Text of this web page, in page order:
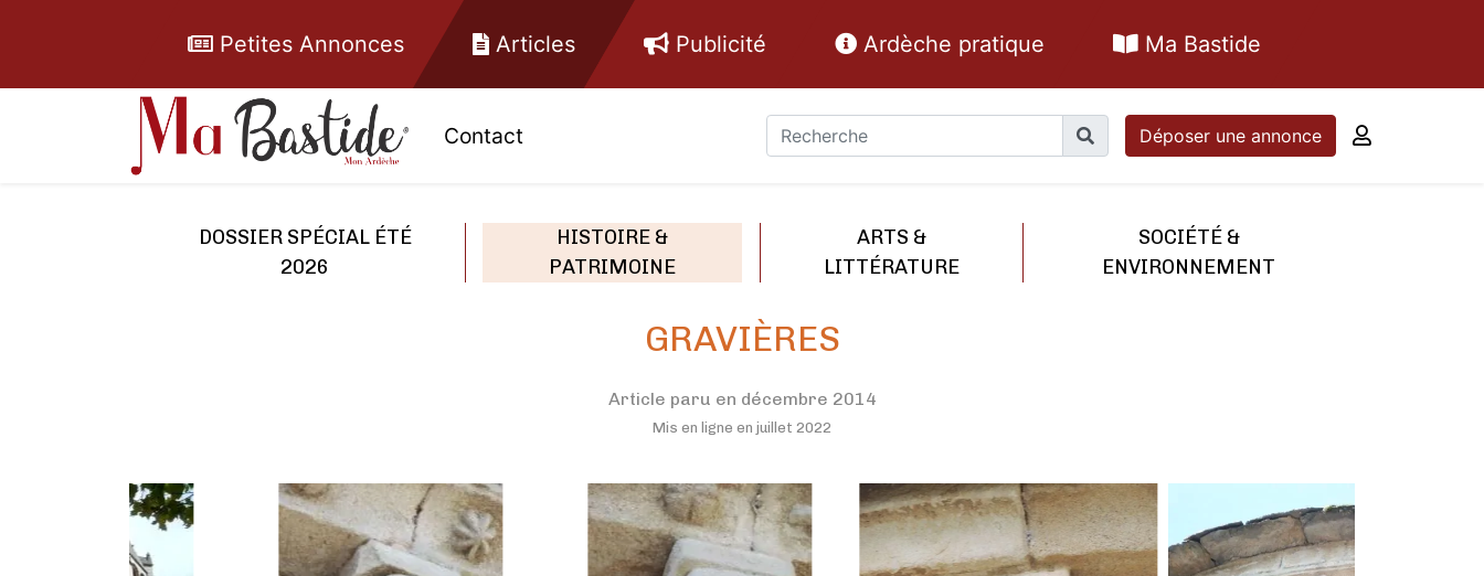
Petites Annonces Articles Publicité Ardèche pratique Ma Bastide
Contact Déposer une annonce
DOSSIER SPÉCIAL ÉTÉ
2026
HISTOIRE &
PATRIMOINE
ARTS &
LITTÉRATURE
SOCIÉTÉ &
ENVIRONNEMENT
GRAVIÈRES
Article paru en décembre 2014
Mis en ligne en juillet 2022